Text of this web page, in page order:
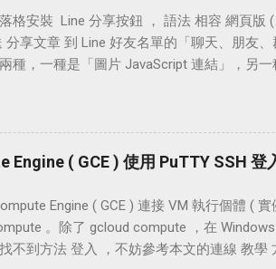
息 設定教學 Step 1 手機簡訊兩步驗證登入設
移動版網站「 https://
，點擊【使用者】頭像並將網頁往下拉，點
接著再點選【設定】 在這邊我們點擊
碼，例:【0912XXXXXX】不需加上「+886
也傳來了一封手機已經加入 twitter 帳戶的
格安裝 Line 分享按鈕 ， 語法 相容 網頁版
分享文章 到 Line 好友名單的「聊天、朋友
種，一種是「圖片 JavaScript 連結」，另
網址、圖片、標題、描述」。從行動裝置上
正常的開啟 LINE APP 做分享文章的動作
一般安裝方式，也加入了 Blogger 及
，也可以參考以下的設定介紹為自己的行動
頁版訪客點擊 LINE 分享按鈕時的使用情境
入 LINE 的帳號和密碼登入之後，就能做文章
料，之後分享文章時即不用再次做登入的
接觀察訪客的使用情境。) 「用 LINE 傳送
Engine ( GCE ) 使用 PuTTY SSH 登
Engine ( GCE ) 連接 VM 執行個體 (
。除了 gcloud compute ，在
不到方法 登入 ，不妨參考本文的連線 教學